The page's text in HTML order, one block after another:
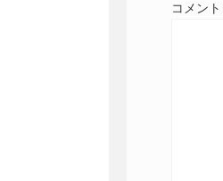
コメント